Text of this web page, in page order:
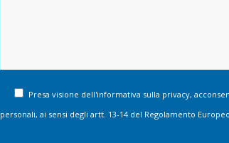
Presa visione dell'informativa sulla privacy,
personali, ai sensi degli artt. 13-14 del Regolamento